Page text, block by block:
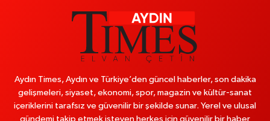
Aydın Times, Aydın ve Türkiye’den güncel haberler, son dakika
gelişmeleri, siyaset, ekonomi, spor, magazin ve kültür-sanat
içeriklerini tarafsız ve güvenilir bir şekilde sunar. Yerel ve ulusal
gündemi takip etmek isteyen herkes için güvenilir bir haber